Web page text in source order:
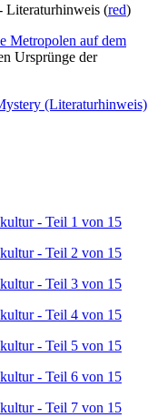
Literaturhinweis (red)
Metropolen auf dem
Ursprünge der
(Literaturhinweis)
- Teil 1 von 15
- Teil 2 von 15
- Teil 3 von 15
- Teil 4 von 15
- Teil 5 von 15
- Teil 6 von 15
- Teil 7 von 15